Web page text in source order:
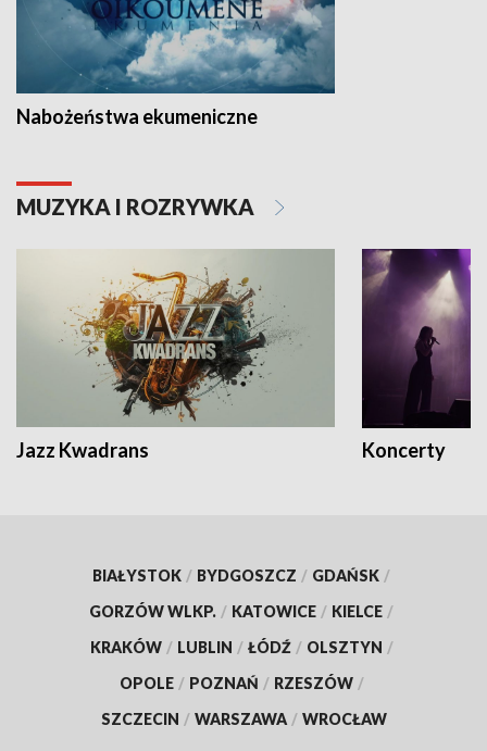
Nabożeństwa ekumeniczne
MUZYKA I ROZRYWKA
Jazz Kwadrans Koncerty
BIAŁYSTOK / BYDGOSZCZ / GDAŃSK /
GORZÓW WLKP. / KATOWICE / KIELCE /
KRAKÓW / LUBLIN / ŁÓDŹ / OLSZTYN /
OPOLE / POZNAŃ / RZESZÓW /
SZCZECIN / WARSZAWA / WROCŁAW